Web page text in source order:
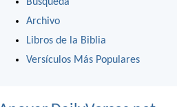
Archivo
Libros de la Biblia
Versículos Más Populares